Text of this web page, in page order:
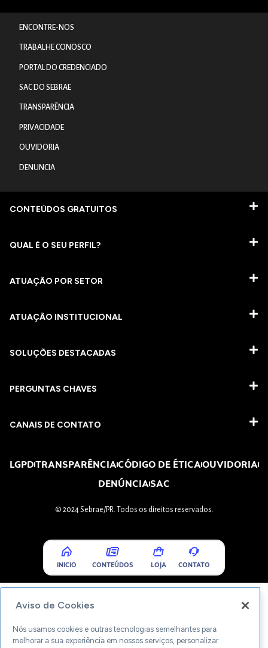
ENCONTRE-NOS
TRABALHE CONOSCO
PORTAL DO CREDENCIADO
SAC DO SEBRAE
TRANSPARÊNCIA
PRIVACIDADE
OUVIDORIA
DENUNCIA
CONTEÚDOS GRATUITOS
QUAL É O SEU PERFIL?
ATUAÇÃO POR SETOR
ATUAÇÃO INSTITUCIONAL
SOLUÇÕES DESTACADAS
PERGUNTAS CHAVES​
CANAIS DE CONTATO
LGPDTRANSPARÊNCIACÓDIGO DE ÉTICAOUVIDORIA
DENÚNCIASAC
© 2024 Sebrae/PR. Todos os direitos reservados.
INICIO CONTEÚDOS LOJA CONTATO
Aviso de Cookies
Nós usamos cookies e outras tecnologias semelhantes para
melhorar a sua experiência em nossos serviços, personalizar